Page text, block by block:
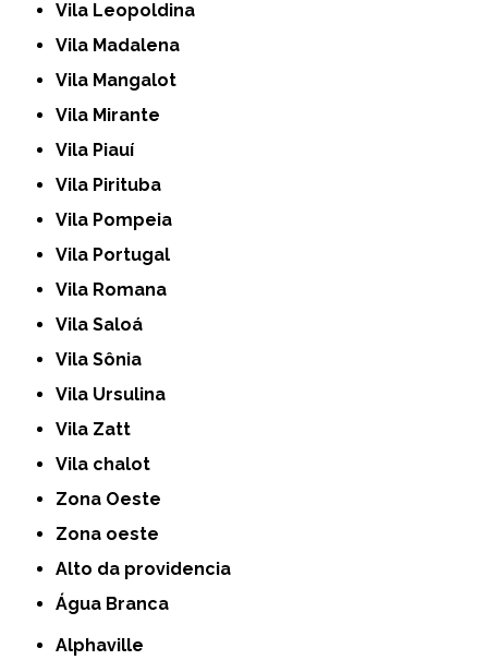
Vila Leopoldina
Vila Madalena
Vila Mangalot
Vila Mirante
Vila Piauí
Vila Pirituba
Vila Pompeia
Vila Portugal
Vila Romana
Vila Saloá
Vila Sônia
Vila Ursulina
Vila Zatt
Vila chalot
Zona Oeste
Zona oeste
alto da providencia
Água Branca
Alphaville